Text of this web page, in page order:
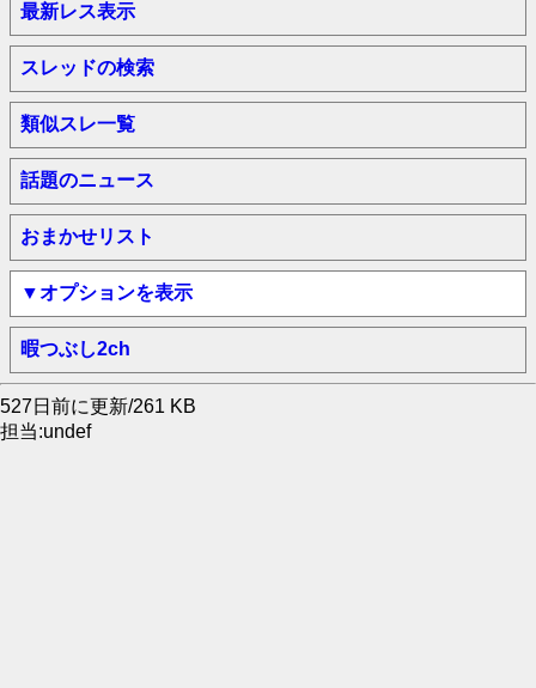
最新レス表示
スレッドの検索
類似スレ一覧
話題のニュース
おまかせリスト
▼オプションを表示
暇つぶし2ch
527日前に更新/261 KB
担当:undef